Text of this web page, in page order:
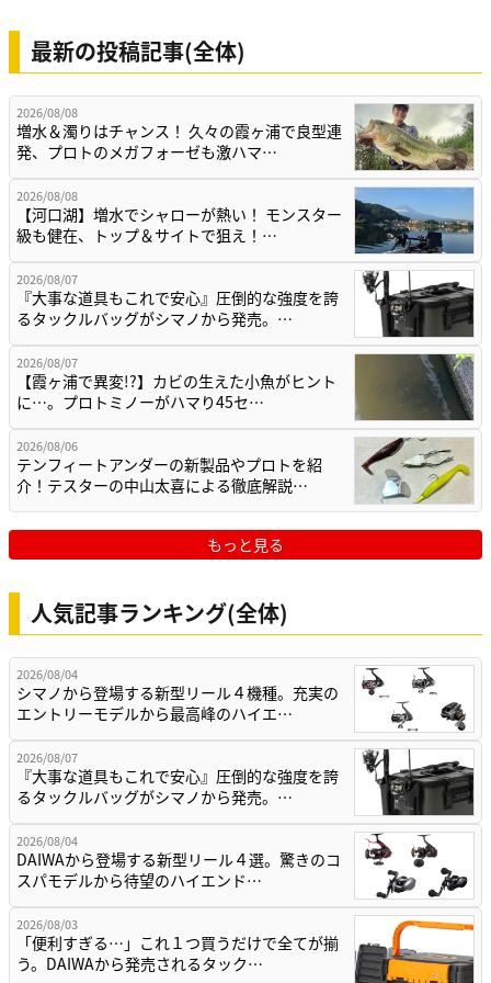
最新の投稿記事(全体)
2026/08/08
増水＆濁りはチャンス！ 久々の霞ヶ浦で良型連
発、プロトのメガフォーゼも激ハマ…
2026/08/08
【河口湖】増水でシャローが熱い！ モンスター
級も健在、トップ＆サイトで狙え！…
2026/08/07
『大事な道具もこれで安心』圧倒的な強度を誇
るタックルバッグがシマノから発売。…
2026/08/07
【霞ヶ浦で異変!?】カビの生えた小魚がヒント
に…。プロトミノーがハマり45セ…
2026/08/06
テンフィートアンダーの新製品やプロトを紹
介！テスターの中山太喜による徹底解説…
もっと見る
人気記事ランキング(全体)
2026/08/04
シマノから登場する新型リール４機種。充実の
エントリーモデルから最高峰のハイエ…
2026/08/07
『大事な道具もこれで安心』圧倒的な強度を誇
るタックルバッグがシマノから発売。…
2026/08/04
DAIWAから登場する新型リール４選。驚きのコ
スパモデルから待望のハイエンド…
2026/08/03
「便利すぎる…」これ１つ買うだけで全てが揃
う。DAIWAから発売されるタック…